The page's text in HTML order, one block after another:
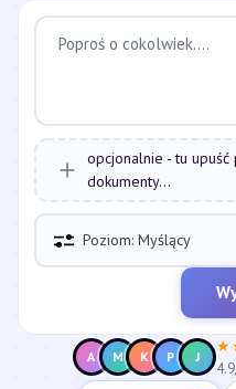
opcjonalnie - tu upuść
dokumenty...
Poziom: Myślący
A M K P J